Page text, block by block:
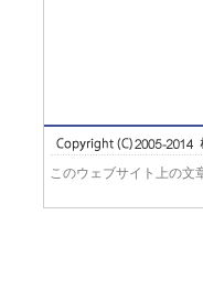
このウェブサイト上の文